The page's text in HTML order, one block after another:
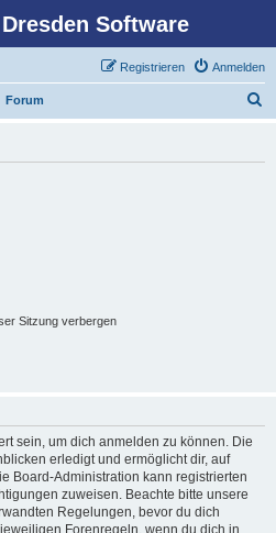
Software
Anmelden
Registrieren
Forum
Sitzung verbergen
sein, um dich anmelden zu können. Die
erledigt und ermöglicht dir, auf
Board-Administration kann registrierten
zuweisen. Beachte bitte unsere
Regelungen, bevor du dich
Forenregeln, wenn du dich in